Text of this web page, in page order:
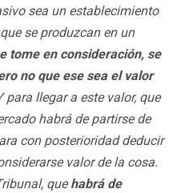
sea un establecimiento
se produzcan en un
tome en consideración, se
no que ese sea el valor
para llegar a este valor, que
habrá de partirse de
con posterioridad deducir
valor de la cosa.
quehabrá de